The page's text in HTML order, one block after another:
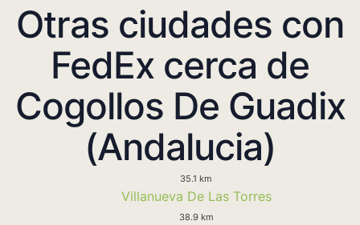
Otras ciudades con
FedEx cerca de
Cogollos De Guadix
(Andalucia)
35.1 km
Villanueva De Las Torres
38.9 km